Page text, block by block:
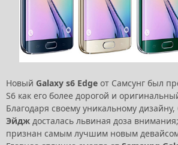
Новый Galaxy s6 Edge от Самсунг был
S6 как его более дорогой и
Благодаря своему уникальному дизайну,
Эйдж досталась львиная доза
признан самым лучшим новым